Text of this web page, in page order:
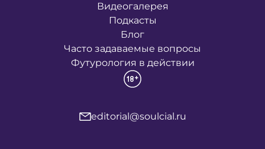
Видеогалерея
Подкасты
Блог
Часто задаваемые вопросы
Футурология в действии
editorial@soulcial.ru